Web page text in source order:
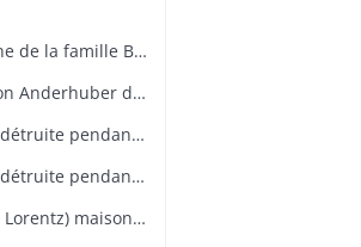
Bergheim : ancienne maison de campagne de la famille Bourste, actuellement hospice municipal
Bitschwiller-les-Thann : Grand'rue, maison Anderhuber détruite pendant la guerre
Bitschwiller-les-Thann : ancienne mairie détruite pendant la guerre
Bitschwiller-les-Thann : ancienne mairie détruite pendant la guerre
Bitschwiller-les-Thann : 10 rue Joffre (Vve Lorentz) maison détruite pendant la guerre